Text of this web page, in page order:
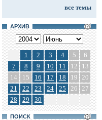
все темы
АРХИВ
1 2 3 4 5
6
7
8 9 10 11 12
13
14
15 16 17 18 19 20
21
22 23 24 25 26 27
28
29 30
ПОИСК